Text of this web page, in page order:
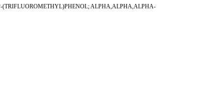
P-(TRIFLUOROMETHYL)PHENOL; ALPHA,ALPHA,ALPHA-